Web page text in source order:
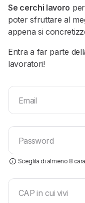
Se cerchi lavoro
poter sfruttare al
appena si
Entra a far parte
lavoratori!
Email
Password
Sceglila di almeno 8
CAP in cui vivi